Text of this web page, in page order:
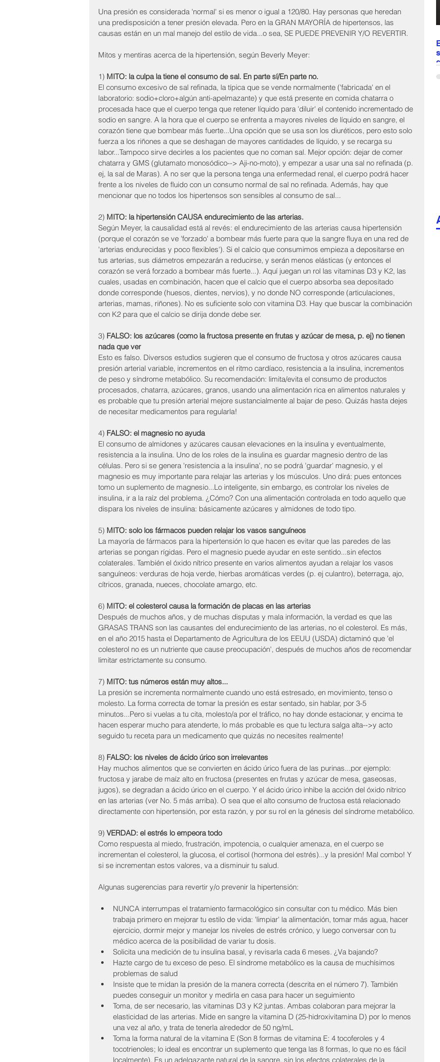
Una presión es considerada 'normal' si es menor o igual a 120/80. Hay personas que heredan
una predisposición a tener presión elevada. Pero en la GRAN MAYORÍA de hipertensos, las
causas están en un mal manejo del estilo de vida...o sea, SE PUEDE PREVENIR Y/O REVERTIR.
Mitos y mentiras acerca de la hipertensión, según Beverly Meyer:
1) MITO: la culpa la tiene el consumo de sal. En parte sí/En parte no.
El consumo excesivo de sal refinada, la típica que se vende normalmente ('fabricada' en el
laboratorio: sodio+cloro+algún anti-apelmazante) y que está presente en comida chatarra o
procesada hace que el cuerpo tenga que retener líquido para 'diluir' el contenido incrementado de
sodio en sangre. A la hora que el cuerpo se enfrenta a mayores niveles de líquido en sangre, el
corazón tiene que bombear más fuerte...Una opción que se usa son los diuréticos, pero esto solo
fuerza a los riñones a que se deshagan de mayores cantidades de líquido, y se recarga su
labor...Tampoco sirve decirles a los pacientes que no coman sal. Mejor opción: dejar de comer
chatarra y GMS (glutamato monosódico--> Aji-no-moto), y empezar a usar una sal no refinada (p.
ej, la sal de Maras). A no ser que la persona tenga una enfermedad renal, el cuerpo podrá hacer
frente a los niveles de fluido con un consumo normal de sal no refinada. Además, hay que
mencionar que no todos los hipertensos son sensibles al consumo de sal...
2) MITO: la hipertensión CAUSA endurecimiento de las arterias.
Según Meyer, la causalidad está al revés: el endurecimiento de las arterias causa hipertensión
(porque el corazón se ve 'forzado' a bombear más fuerte para que la sangre fluya en una red de
'arterias endurecidas y poco flexibles'). Si el calcio que consumimos empieza a depositarse en
tus arterias, sus diámetros empezarán a reducirse, y serán menos elásticas (y entonces el
corazón se verá forzado a bombear más fuerte...). Aquí juegan un rol las vitaminas D3 y K2, las
cuales, usadas en combinación, hacen que el calcio que el cuerpo absorba sea depositado
donde corresponde (huesos, dientes, nervios), y no donde NO corresponde (articulaciones,
arterias, mamas, riñones). No es suficiente solo con vitamina D3. Hay que buscar la combinación
con K2 para que el calcio se dirija donde debe ser.
3) FALSO: los azúcares (como la fructosa presente en frutas y azúcar de mesa, p. ej) no tienen
nada que ver
Esto es falso. Diversos estudios sugieren que el consumo de fructosa y otros azúcares causa
presión arterial variable, incrementos en el ritmo cardíaco, resistencia a la insulina, incrementos
de peso y síndrome metabólico. Su recomendación: limita/evita el consumo de productos
procesados, chatarra, azúcares, granos, usando una alimentación rica en alimentos naturales y
es probable que tu presión arterial mejore sustancialmente al bajar de peso. Quizás hasta dejes
de necesitar medicamentos para regularla!
4) FALSO: el magnesio no ayuda
El consumo de almidones y azúcares causan elevaciones en la insulina y eventualmente,
resistencia a la insulina. Uno de los roles de la insulina es guardar magnesio dentro de las
células. Pero si se genera 'resistencia a la insulina', no se podrá 'guardar' magnesio, y el
magnesio es muy importante para relajar las arterias y los músculos. Uno dirá: pues entonces
tomo un suplemento de magnesio...Lo inteligente, sin embargo, es controlar los niveles de
insulina, ir a la raíz del problema. ¿Cómo? Con una alimentación controlada en todo aquello que
dispara los niveles de insulina: básicamente azúcares y almidones de todo tipo.
5) MITO: solo los fármacos pueden relajar los vasos sanguíneos
La mayoría de fármacos para la hipertensión lo que hacen es evitar que las paredes de las
arterias se pongan rígidas. Pero el magnesio puede ayudar en este sentido...sin efectos
colaterales. También el óxido nítrico presente en varios alimentos ayudan a relajar los vasos
sanguíneos: verduras de hoja verde, hierbas aromáticas verdes (p. ej culantro), beterraga, ajo,
cítricos, granada, nueces, chocolate amargo, etc.
6) MITO: el colesterol causa la formación de placas en las arterias
Después de muchos años, y de muchas disputas y mala información, la verdad es que las
GRASAS TRANS son las causantes del endurecimiento de las arterias, no el colesterol. Es más,
en el año 2015 hasta el Departamento de Agricultura de los EEUU (USDA) dictaminó que 'el
colesterol no es un nutriente que cause preocupación', después de muchos años de recomendar
limitar estrictamente su consumo.
7) MITO: tus números están muy altos...
La presión se incrementa normalmente cuando uno está estresado, en movimiento, tenso o
molesto. La forma correcta de tomar la presión es estar sentado, sin hablar, por 3-5
minutos...Pero si vuelas a tu cita, molesto/a por el tráfico, no hay donde estacionar, y encima te
hacen esperar mucho para atenderte, lo más probable es que tu lectura salga alta-->y acto
seguido tu receta para un medicamento que quizás no necesites realmente!
8) FALSO: los niveles de ácido úrico son irrelevantes
Hay muchos alimentos que se convierten en ácido úrico fuera de las purinas...por ejemplo:
fructosa y jarabe de maíz alto en fructosa (presentes en frutas y azúcar de mesa, gaseosas,
jugos), se degradan a ácido úrico en el cuerpo. Y el ácido úrico inhibe la acción del óxido nítrico
en las arterias (ver No. 5 más arriba). O sea que el alto consumo de fructosa está relacionado
directamente con hipertensión, por esta razón, y por su rol en la génesis del síndrome metabólico.
9) VERDAD: el estrés lo empeora todo
Como respuesta al miedo, frustración, impotencia, o cualquier amenaza, en el cuerpo se
incrementan el colesterol, la glucosa, el cortisol (hormona del estrés)...y la presión! Mal combo! Y
si se incrementan estos valores, va a disminuir tu salud.
Algunas sugerencias para revertir y/o prevenir la hipertensión:
NUNCA interrumpas el tratamiento farmacológico sin consultar con tu médico. Más bien
trabaja primero en mejorar tu estilo de vida: 'limpiar' la alimentación, tomar más agua, hacer
ejercicio, dormir mejor y manejar los niveles de estrés crónico, y luego conversar con tu
médico acerca de la posibilidad de variar tu dosis.
Solicita una medición de tu insulina basal, y revisarla cada 6 meses. ¿Va bajando?
Hazte cargo de tu exceso de peso. El síndrome metabólico es la causa de muchísimos
problemas de salud
Insiste que te midan la presión de la manera correcta (descrita en el número 7). También
puedes conseguir un monitor y medirla en casa para hacer un seguimiento
Toma, de ser necesario, las vitaminas D3 y K2 juntas. Ambas colaboran para mejorar la
elasticidad de las arterias. Mide en sangre la vitamina D (25-hidroxivitamina D) por lo menos
una vez al año, y trata de tenerla alrededor de 50 ng/mL
Toma la forma natural de la vitamina E (Son 8 formas de vitamina E: 4 tocoferoles y 4
tocotrienoles; lo ideal es encontrar un suplemento que tenga las 8 formas, lo que no es fácil
localmente). Es un adelgazante natural de la sangre, sin los efectos colaterales de la